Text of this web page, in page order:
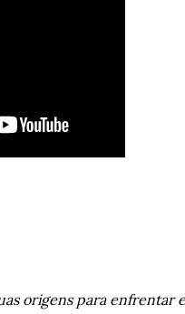
origens para enfrentar